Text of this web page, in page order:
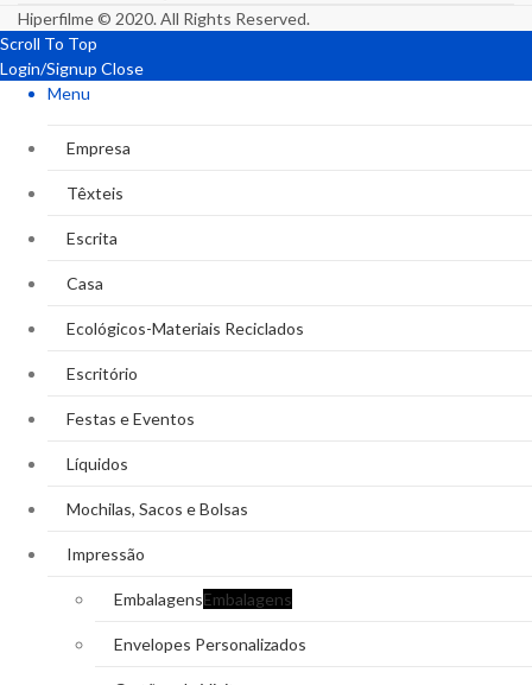
Hiperfilme © 2020. All Rights Reserved.
Scroll To Top
Login/Signup Close
Menu
Empresa
Têxteis
Escrita
Casa
Ecológicos-Materiais Reciclados
Escritório
Festas e Eventos
Líquidos
Mochilas, Sacos e Bolsas
Impressão
EmbalagensEmbalagens
Envelopes Personalizados